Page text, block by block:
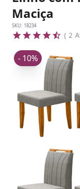
Maciça
SKU: 18234
2
- 10%